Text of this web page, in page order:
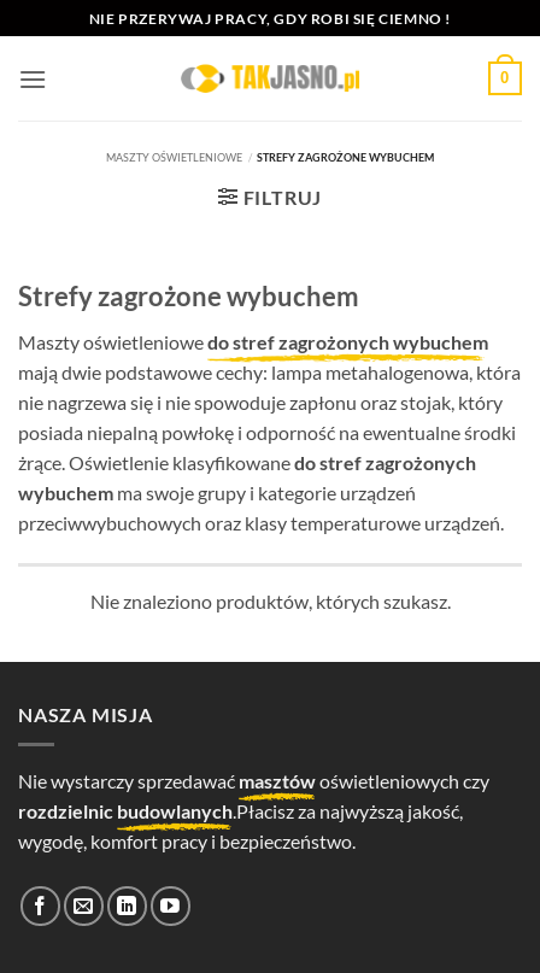
do
zawartości
NIE PRZERYWAJ PRACY, GDY ROBI SIĘ CIEMNO !
0
MASZTY OŚWIETLENIOWE / STREFY ZAGROŻONE WYBUCHEM
FILTRUJ
Strefy zagrożone wybuchem
Maszty oświetleniowedo stref zagrożonych wybuchem
mają dwie podstawowe cechy: lampa metahalogenowa, która
nie nagrzewa się i nie spowoduje zapłonu oraz stojak, który
posiada niepalną powłokę i odporność na ewentualne środki
żrące. Oświetlenie klasyfikowanedo stref zagrożonych
wybuchem ma swoje grupy i kategorie urządzeń
przeciwwybuchowych oraz klasy temperaturowe urządzeń.
Nie znaleziono produktów, których szukasz.
NASZA MISJA
Nie wystarczy sprzedawać masztówoświetleniowych czy
rozdzielnic budowlanych .Płacisz za najwyższą jakość,
wygodę, komfort pracy i bezpieczeństwo.